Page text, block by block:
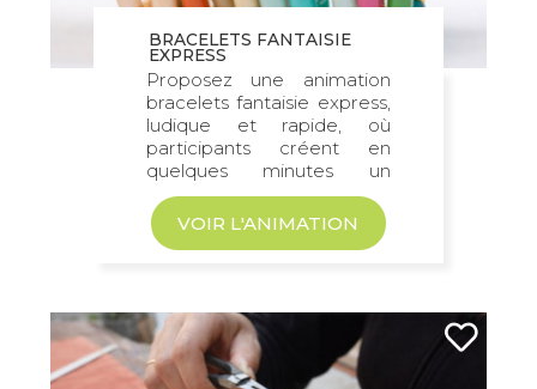
BRACELETS FANTAISIE
EXPRESS
Proposez une animation
bracelets fantaisie express,
ludique et rapide, où
participants créent en
quelques minutes un
bracelet coloré...
VOIR L'ANIMATION